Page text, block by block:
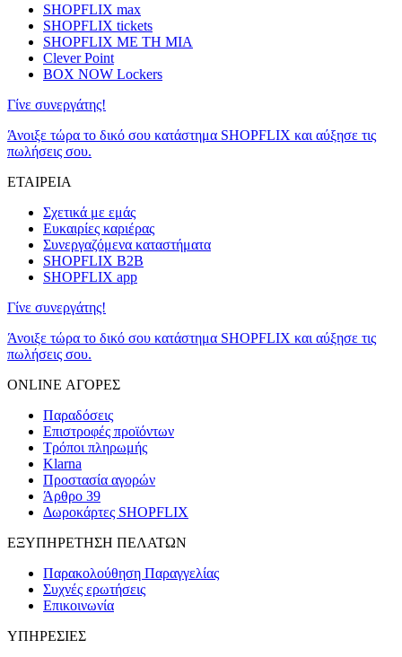
SHOPFLIX max
SHOPFLIX tickets
SHOPFLIX ΜΕ ΤΗ ΜΙΑ
Clever Point
BOX NOW Lockers
Γίνε συνεργάτης!
Άνοιξε τώρα το δικό σου κατάστημα SHOPFLIX και αύξησε τις
πωλήσεις σου.
ΕΤΑΙΡΕΙΑ
Σχετικά με εμάς
Ευκαιρίες καριέρας
Συνεργαζόμενα καταστήματα
SHOPFLIX B2B
SHOPFLIX app
Γίνε συνεργάτης!
Άνοιξε τώρα το δικό σου κατάστημα SHOPFLIX και αύξησε τις
πωλήσεις σου.
ONLINE ΑΓΟΡΕΣ
Παραδόσεις
Επιστροφές προϊόντων
Τρόποι πληρωμής
Klarna
Προστασία αγορών
Άρθρο 39
Δωροκάρτες SHOPFLIX
ΕΞΥΠΗΡΕΤΗΣΗ ΠΕΛΑΤΩΝ
Παρακολούθηση Παραγγελίας
Συχνές ερωτήσεις
Επικοινωνία
ΥΠΗΡΕΣΙΕΣ